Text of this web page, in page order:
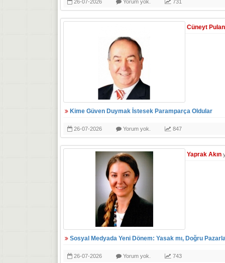
26-07-2026 Yorum yok. 731
Cüneyt
Kime Güven Duymak İstesek Paramparça Oldular
26-07-2026 Yorum yok. 847
Yaprak Akın
Sosyal Medyada Yeni Dönem: Yasak mı, Doğru
26-07-2026 Yorum yok. 743